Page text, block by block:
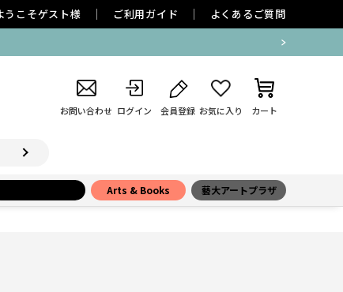
うこそゲスト様 ご利用ガイド よくあるご質問
お問い合わせ ログイン 会員登録 お気に入り カート
Arts & Books 藝大アートプラザ